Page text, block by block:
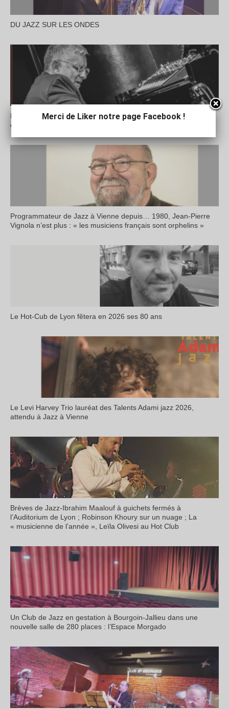
DU JAZZ SUR LES ONDES
Le pianiste grenoblois Alfio Origlio s’attaque à Herbie Hancock
et lance une souscription
Programmateur de Jazz à Vienne depuis… 1980, Jean-Pierre
Vignola n’est plus : « les musiciens français sont orphelins »
Le Hot-Cub de Lyon fêtera en 2026 ses 80 ans
Le Levi Harvey Trio lauréat des Talents Adami jazz 2026,
attendu à Jazz à Vienne
Brèves de Jazz-Ibrahim Maalouf à guichets fermés à
l’Auditorium de Lyon ; Robinson Khoury sur un nuage ; La
« musicienne de l’année », Leïla Olivesi au Hot Club
Un Club de Jazz en gestation à Bourgoin-Jallieu dans une
nouvelle salle de 280 places : l’Espace Morgado
Merci de Liker notre page Facebook !